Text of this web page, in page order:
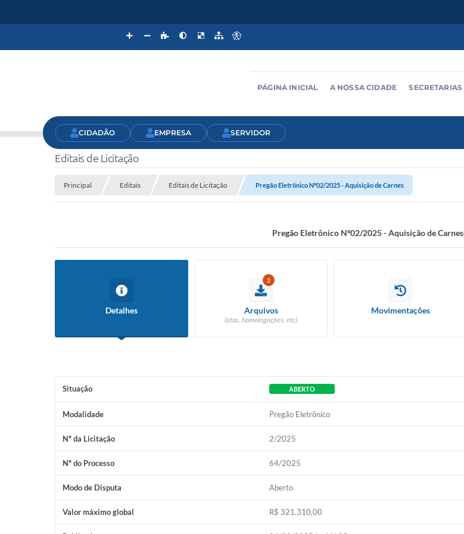
PÁGINA INICIAL A NOSSA CIDADE SECRETARIAS
CIDADÃO EMPRESA SERVIDOR
Editais de Licitação
Principal Editais Editais de Licitação Pregão Eletrônico Nº02/2025 - Aquisição de Carnes
Pregão Eletrônico Nº02/2025 - Aquisição de Carnes
Detalhes
2
Arquivos
(atas, homologações, etc)
Movimentações
Situação ABERTO
Modalidade Pregão Eletrônico
Nº da Licitação 2/2025
Nº do Processo 64/2025
Modo de Disputa Aberto
Valor máximo global R$ 321.310,00